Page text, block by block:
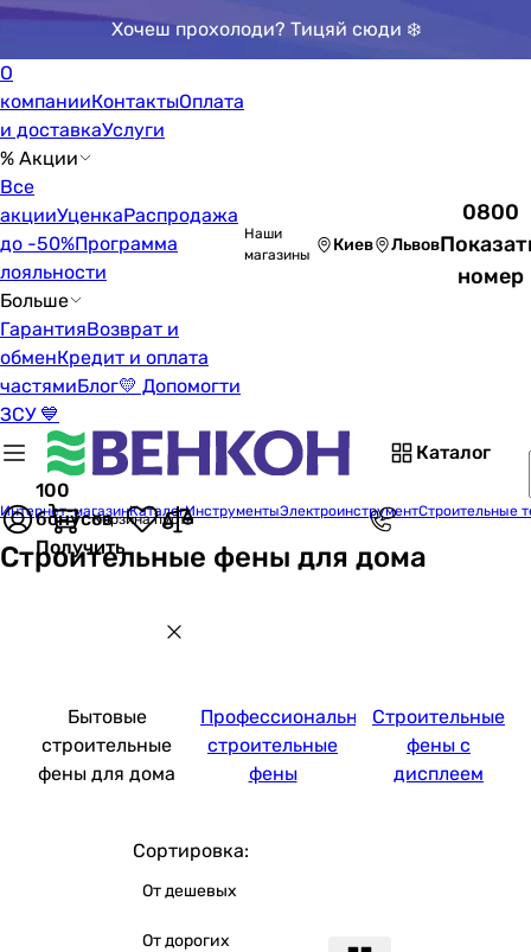
Хочеш прохолоди? Тицяй сюди ❄️
О
компанииКонтактыОплата
и доставкаУслуги
% Акции
Все
акцииУценкаРаспродажа
до -50%Программа
лояльности
Больше
ГарантияВозврат и
обменКредит и оплата
частямиБлог💛 Допомогти
ЗСУ 💙
Наши
магазины
Киев Львов
0800
номер
Каталог
100
бонусов
Получить
Корзина пуста
Интернет-магазинКаталогИнструментыЭлектроинструментСтроительные
Строительные фены для дома
Бытовые
строительные
фены для дома
Профессиональные
строительные
фены
Строительные
фены с
дисплеем
Сортировка:
От дешевых
От дорогих